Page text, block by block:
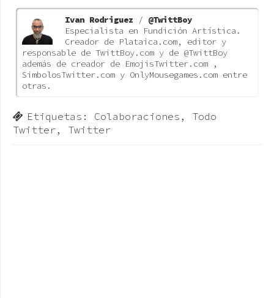
Ivan Rodriguez / @TwittBoy
Especialista en Fundición Artística.
Creador de Plataica.com, editor y
responsable de TwittBoy.com y de @TwittBoy
además de creador de EmojisTwitter.com ,
SimbolosTwitter.com y OnlyMousegames.com entre
otras.
Etiquetas: Colaboraciones, Todo
Twitter, Twitter